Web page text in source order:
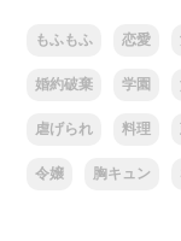
もふもふ 恋愛
婚約破棄 学園
虐げられ 料理
令嬢 胸キュン